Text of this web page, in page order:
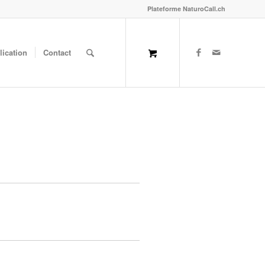
Plateforme NaturoCall.ch
Contact